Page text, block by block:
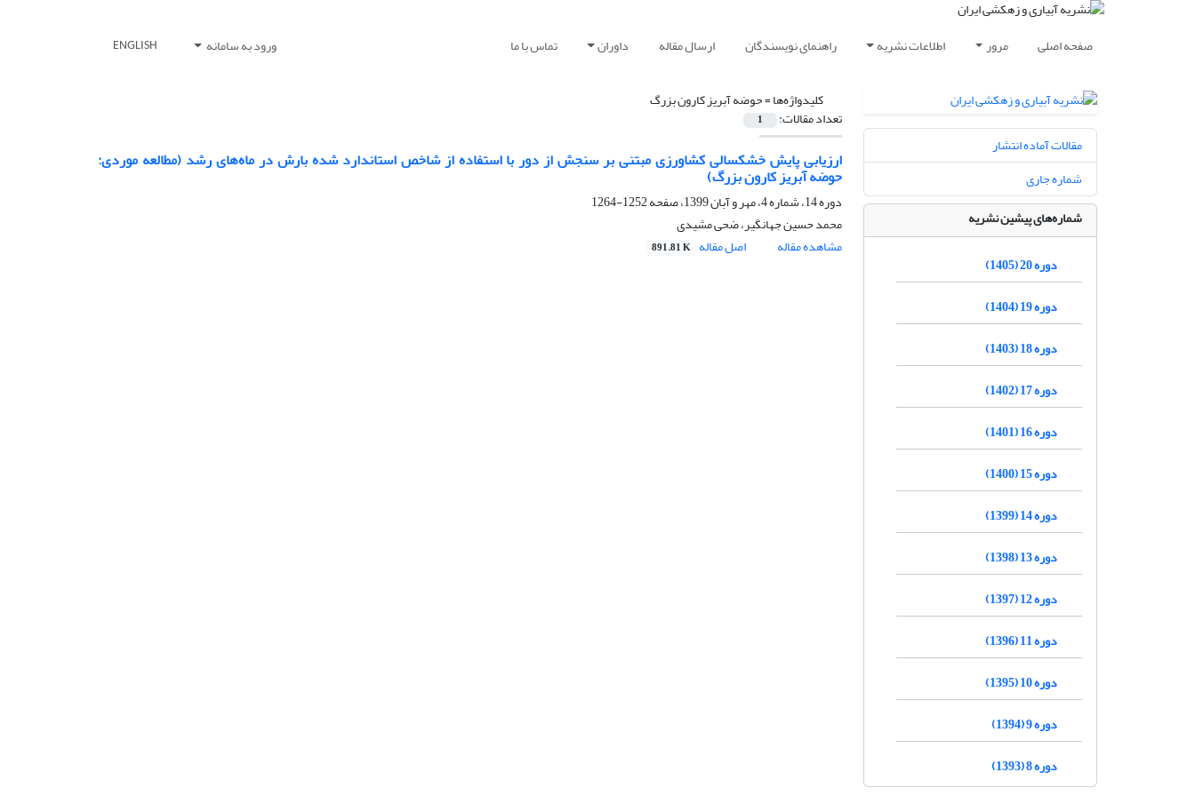
صفحه اصلی مرور اطلاعات نشریه راهنمای نویسندگان ارسال مقاله داوران تماس با ما ورود به سامانه ENGLISH
کلیدواژه‌ها =حوضه آبریز کارون بزرگ
تعداد مقالات: 1
ارزیابی پایش خشکسالی کشاورزی مبتنی بر سنجش از دور با استفاده از شاخص استاندارد شده بارش در ماه‌های رشد (مطالعه موردی:
حوضه آبریز کارون بزرگ)
دوره 14، شماره 4، مهر و آبان 1399، صفحه
1252-1264
محمد حسین جهانگیر، ضحی مشیدی
مشاهده مقاله
اصل مقاله 891.81 K
مقالات آماده انتشار
شماره جاری
شماره‌های پیشین نشریه
دوره 20 (1405)
دوره 19 (1404)
دوره 18 (1403)
دوره 17 (1402)
دوره 16 (1401)
دوره 15 (1400)
دوره 14 (1399)
دوره 13 (1398)
دوره 12 (1397)
دوره 11 (1396)
دوره 10 (1395)
دوره 9 (1394)
دوره 8 (1393)